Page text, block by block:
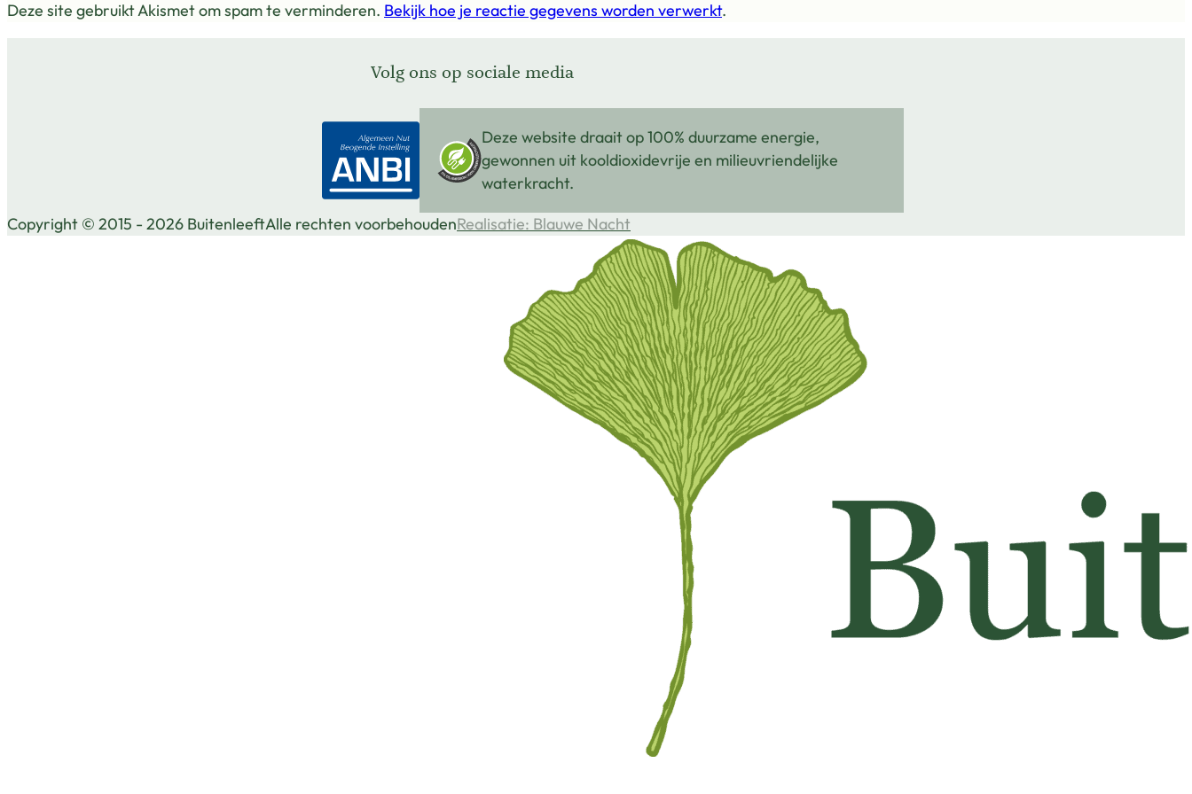
Deze site gebruikt Akismet om spam te verminderen. Bekijk hoe je reactie gegevens worden verwerkt.
Volg ons op sociale media
Volg ons op Facebook
Volg ons op X
Volg ons op Instagram
Deze website draait op 100% duurzame energie,
gewonnen uit kooldioxidevrije en milieuvriendelijke
waterkracht.
Copyright © 2015 - 2026 BuitenleeftAlle rechten voorbehoudenRealisatie: Blauwe Nacht